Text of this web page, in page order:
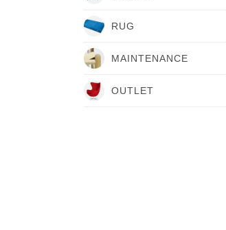
RUG
MAINTENANCE
OUTLET